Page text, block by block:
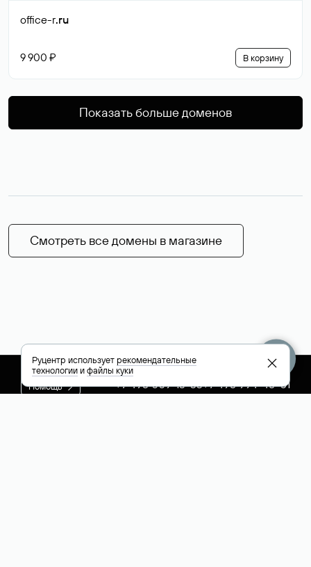
office-r.ru
9 900 ₽ В корзину
Показать больше доменов
Смотреть все домены в магазине
Помощь +7 495 009-13-33+7 495 994-46-01
Руцентр используетрекомендательные
технологииифайлы куки